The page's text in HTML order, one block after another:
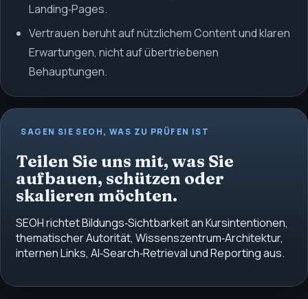
Landing‑Pages.
Vertrauen beruht auf nützlichem Content und klaren
Erwartungen, nicht auf übertriebenen
Behauptungen.
SAGEN SIE SEOH, WAS ZU PRÜFEN IST
Teilen Sie uns mit, was Sie
aufbauen, schützen oder
skalieren möchten.
SEOH richtet Bildungs‑Sichtbarkeit an Kursintentionen,
thematischer Autorität, Wissenszentrum‑Architektur,
internen Links, AI‑Search‑Retrieval und Reporting aus.